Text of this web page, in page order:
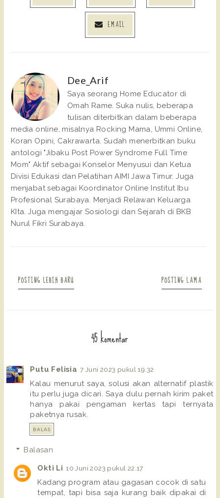
EMAIL
Dee_Arif
Saya seorang Home Educator di
Omah Rame. Suka nulis, beberapa
tulisan diterbitkan dalam beberapa
media online, misalnya Rocking Mama, Ummi Online,
Koran Opini, Cakrawarta. Sudah menerbitkan buku
antologi "Jibaku Post Power Syndrome Full Time
Mom" Aktif sebagai Konselor Menyusui dan Ketua
Divisi Edukasi dan Pelatihan AIMI Jawa Timur. Juga
menjabat sebagai Koordinator Online Institut Ibu
Profesional Surabaya. Menjadi Relawan Keluarga
KIta. Juga mengajar Sosiologi dan Sejarah di BKB
Nurul Fikri Surabaya.
POSTING LEBIH BARU POSTING LAMA
45 komentar
Putu Felisia 7 Juni 2023 pukul 19.32
Kalau menurut saya, solusi akan alternatif plastik
itu perlu juga dicari. Saya dulu pernah kirim paket
hanya pakai pengaman kertas tapi ternyata
paketnya rusak.
BALAS
Balasan
Okti Li 10 Juni 2023 pukul 22.17
Kadang program atau gagasan cocok di satu
tempat, tapi bisa saja kurang baik dipakai di